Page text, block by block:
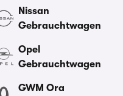
Nissan
Gebrauchtwagen
Opel
Gebrauchtwagen
GWM Ora